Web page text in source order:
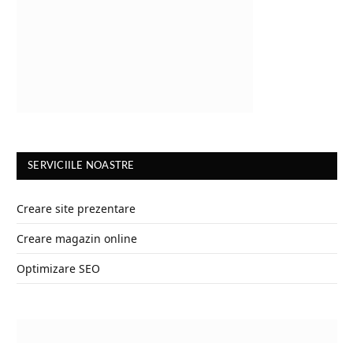
SERVICIILE NOASTRE
Creare site prezentare
Creare magazin online
Optimizare SEO